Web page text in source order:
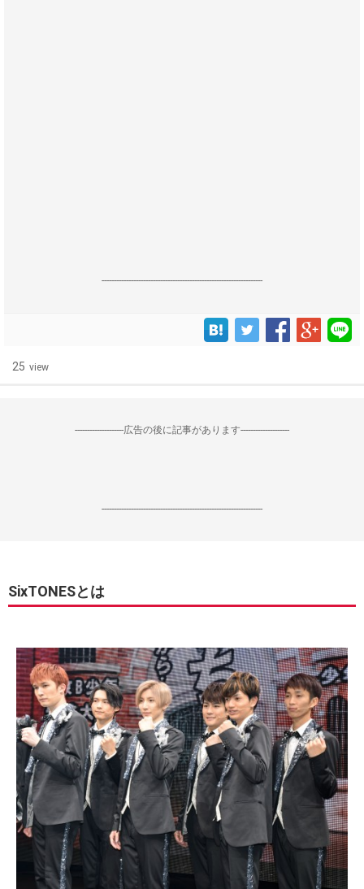
------------------------------------------------------------------
25 view
--------------------広告の後に記事があります--------------------
------------------------------------------------------------------
SixTONESとは